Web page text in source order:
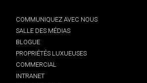
COMMUNIQUEZ AVEC NOUS
SALLE DES MÉDIAS
BLOGUE
PROPRIÉTÉS LUXUEUSES
COMMERCIAL
INTRANET